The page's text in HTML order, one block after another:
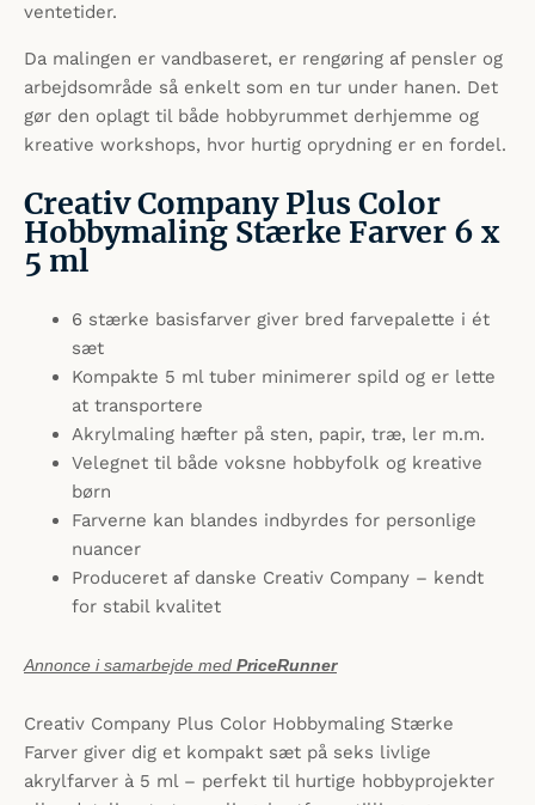
ventetider.
Da malingen er vandbaseret, er rengøring af pensler og
arbejdsområde så enkelt som en tur under hanen. Det
gør den oplagt til både hobbyrummet derhjemme og
kreative workshops, hvor hurtig oprydning er en fordel.
Creativ Company Plus Color
Hobbymaling Stærke Farver 6 x
5 ml
6 stærke basisfarver giver bred farvepalette i ét
sæt
Kompakte 5 ml tuber minimerer spild og er lette
at transportere
Akrylmaling hæfter på sten, papir, træ, ler m.m.
Velegnet til både voksne hobbyfolk og kreative
børn
Farverne kan blandes indbyrdes for personlige
nuancer
Produceret af danske Creativ Company – kendt
for stabil kvalitet
Annonce i samarbejde med PriceRunner
Creativ Company Plus Color Hobbymaling Stærke
Farver giver dig et kompakt sæt på seks livlige
akrylfarver à 5 ml – perfekt til hurtige hobbyprojekter